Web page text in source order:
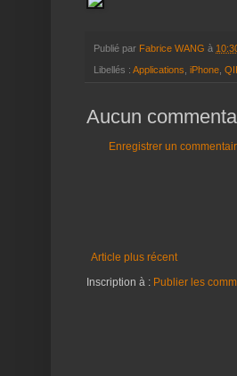
Publié par Fabrice WANG à
Libellés : Applications, iPhone,
Aucun
Enregistrer un
Article plus récent
Inscription à : Publier les